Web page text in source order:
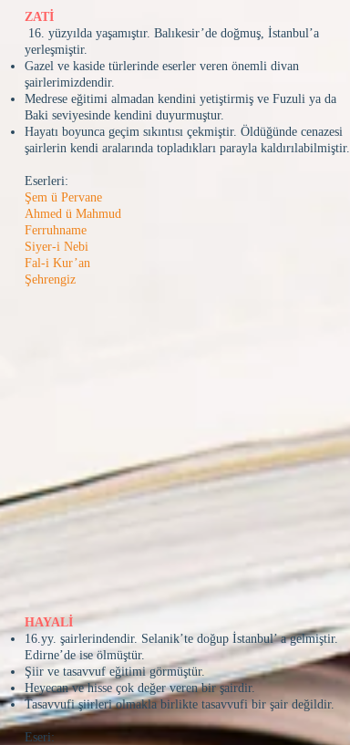
ZATİ
16. yüzyılda yaşamıştır. Balıkesir’de doğmuş, İstanbul’a
yerleşmiştir.
Gazel ve kaside türlerinde eserler veren önemli divan
şairlerimizdendir.
Medrese eğitimi almadan kendini yetiştirmiş ve Fuzuli ya da
Baki seviyesinde kendini duyurmuştur.
Hayatı boyunca geçim sıkıntısı çekmiştir. Öldüğünde cenazesi
şairlerin kendi aralarında topladıkları parayla kaldırılabilmiştir.
Eserleri:
Şem ü Pervane
Ahmed ü Mahmud
Ferruhname
Siyer-i Nebi
Fal-i Kur’an
Şehrengiz
HAYALİ
16.yy. şairlerindendir. Selanik’te doğup İstanbul’ a gelmiştir.
Edirne’de ise ölmüştür.
Şiir ve tasavvuf eğitimi görmüştür.
Heyecan ve hisse çok değer veren bir şairdir.
Tasavvufi şiirleri olmakla birlikte tasavvufi bir şair değildir.
Eseri: